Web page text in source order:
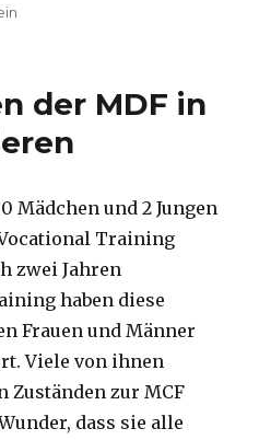
der MDF in
Mädchen und 2 Jungen
Training
zwei Jahren
haben diese
Frauen und Männer
Viele von ihnen
Zuständen zur MCF
dass sie alle